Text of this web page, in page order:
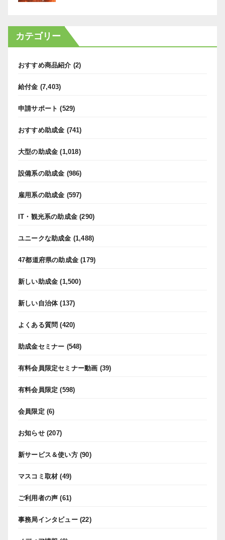
カテゴリー
おすすめ商品紹介 (2)
給付金 (7,403)
申請サポート (529)
おすすめ助成金 (741)
大型の助成金 (1,018)
設備系の助成金 (986)
雇用系の助成金 (597)
IT・観光系の助成金 (290)
ユニークな助成金 (1,488)
47都道府県の助成金 (179)
新しい助成金 (1,500)
新しい自治体(137)
よくある質問 (420)
助成金セミナー (548)
有料会員限定セミナー動画 (39)
有料会員限定 (598)
会員限定 (6)
お知らせ(207)
新サービス＆使い方(90)
マスコミ取材 (49)
ご利用者の声 (61)
事務局インタビュー(22)